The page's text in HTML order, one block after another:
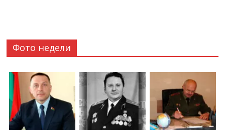
Фото недели